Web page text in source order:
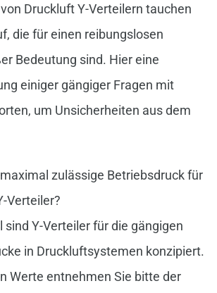
Druckluft Y-Verteilern tauchen
die für einen reibungslosen
Bedeutung sind. Hier eine
einiger gängiger Fragen mit
um Unsicherheiten aus dem
zulässige Betriebsdruck für
Verteiler?
sind Y-Verteiler für die gängigen
in Druckluftsystemen konzipiert.
Werte entnehmen Sie bitte der